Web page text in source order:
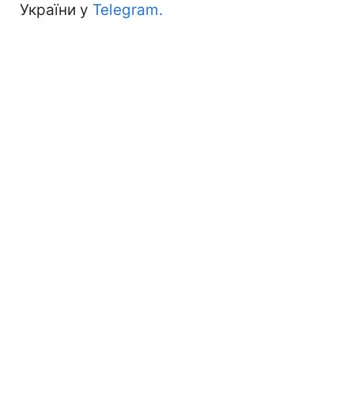
України у Telegram.